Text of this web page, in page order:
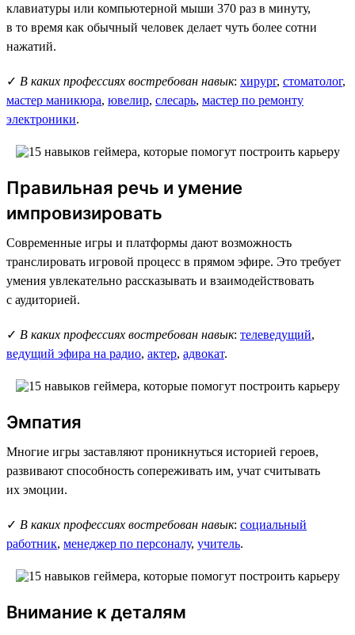
клавиатуры или компьютерной мыши 370 раз в минуту,
в то время как обычный человек делает чуть более сотни
нажатий.
✓ В каких профессиях востребован навык: хирург, стоматолог,
мастер маникюра, ювелир, слесарь, мастер по ремонту
электроники.
Правильная речь и умение
импровизировать
Современные игры и платформы дают возможность
транслировать игровой процесс в прямом эфире. Это требует
умения увлекательно рассказывать и взаимодействовать
с аудиторией.
✓ В каких профессиях востребован навык: телеведущий,
ведущий эфира на радио, актер, адвокат.
Эмпатия
Многие игры заставляют проникнуться историей героев,
развивают способность сопереживать им, учат считывать
их эмоции.
✓ В каких профессиях востребован навык: социальный
работник, менеджер по персоналу, учитель.
Внимание к деталям